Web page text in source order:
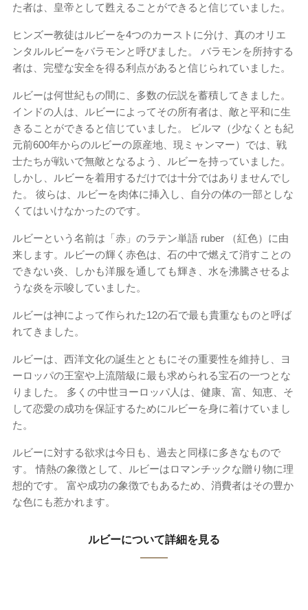
た者は、皇帝として甦えることができると信じていました。
ヒンズー教徒はルビーを4つのカーストに分け、真のオリエ
ンタルルビーをバラモンと呼びました。 バラモンを所持する
者は、完璧な安全を得る利点があると信じられていました。
ルビーは何世紀もの間に、多数の伝説を蓄積してきました。
インドの人は、ルビーによってその所有者は、敵と平和に生
きることができると信じていました。 ビルマ（少なくとも紀
元前600年からのルビーの原産地、現ミャンマー）では、戦
士たちが戦いで無敵となるよう、ルビーを持っていました。
しかし、ルビーを着用するだけでは十分ではありませんでし
た。 彼らは、ルビーを肉体に挿入し、自分の体の一部としな
くてはいけなかったのです。
ルビーという名前は「赤」のラテン単語 ruber （紅色）に由
来します。ルビーの輝く赤色は、石の中で燃えて消すことの
できない炎、しかも洋服を通しても輝き、水を沸騰させるよ
うな炎を示唆していました。
ルビーは神によって作られた12の石で最も貴重なものと呼ば
れてきました。
ルビーは、西洋文化の誕生とともにその重要性を維持し、ヨ
ーロッパの王室や上流階級に最も求められる宝石の一つとな
りました。 多くの中世ヨーロッパ人は、健康、富、知恵、そ
して恋愛の成功を保証するためにルビーを身に着けていまし
た。
ルビーに対する欲求は今日も、過去と同様に多きなもので
す。 情熱の象徴として、ルビーはロマンチックな贈り物に理
想的です。 富や成功の象徴でもあるため、消費者はその豊か
な色にも惹かれます。
ルビーについて詳細を見る